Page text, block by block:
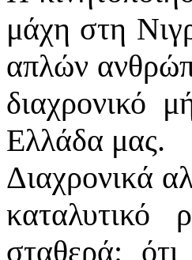
μάχη στη
απλών
διαχρονικό
Ελλάδα μας.
Διαχρονικά
καταλυτικό
σταθερά: